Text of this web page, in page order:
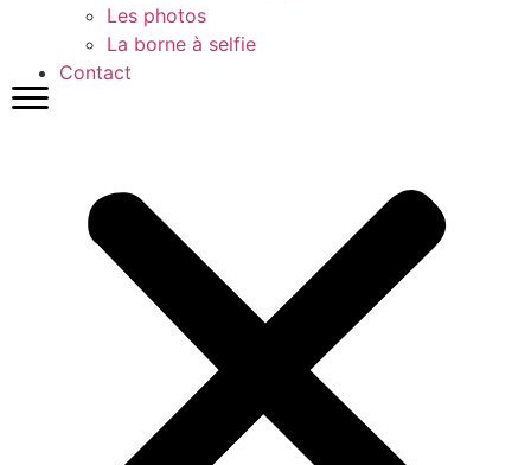
Les photos
La borne à selfie
Contact